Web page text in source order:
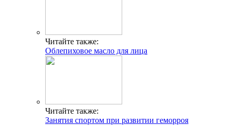
Читайте также:
Облепиховое масло для лица
Читайте также:
Занятия спортом при развитии геморроя